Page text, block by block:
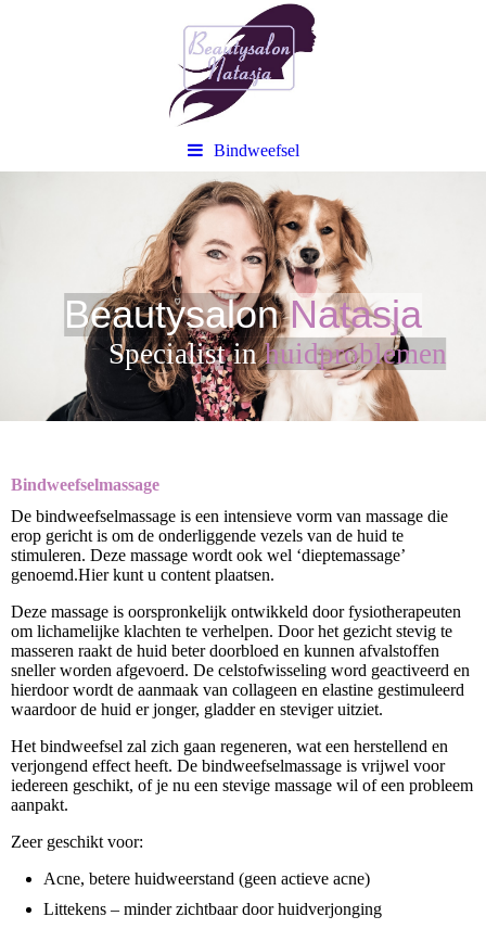
Bindweefsel
Beautysalon Natasja
Specialist inhuidproblemen
Bindweefselmassage
De bindweefselmassage is een intensieve vorm van massage die
erop gericht is om de onderliggende vezels van de huid te
stimuleren. Deze massage wordt ook wel ‘dieptemassage’
genoemd.Hier kunt u content plaatsen.
Deze massage is oorspronkelijk ontwikkeld door fysiotherapeuten
om lichamelijke klachten te verhelpen. Door het gezicht stevig te
masseren raakt de huid beter doorbloed en kunnen afvalstoffen
sneller worden afgevoerd. De celstofwisseling word geactiveerd en
hierdoor wordt de aanmaak van collageen en elastine gestimuleerd
waardoor de huid er jonger, gladder en steviger uitziet.
Het bindweefsel zal zich gaan regeneren, wat een herstellend en
verjongend effect heeft. De bindweefselmassage is vrijwel voor
iedereen geschikt, of je nu een stevige massage wil of een probleem
aanpakt.
Zeer geschikt voor:
Acne, betere huidweerstand (geen actieve acne)
Littekens – minder zichtbaar door huidverjonging